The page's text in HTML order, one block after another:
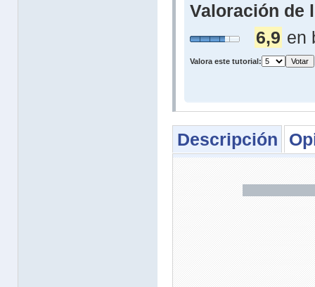
Valoración de
6,9 en
Valora este tutorial:
Descripción